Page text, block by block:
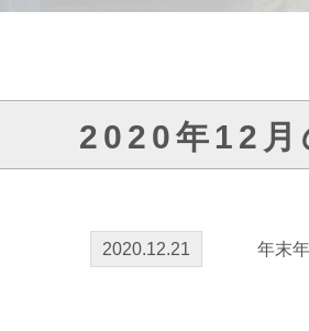
2020年12月
2020.12.21 年末